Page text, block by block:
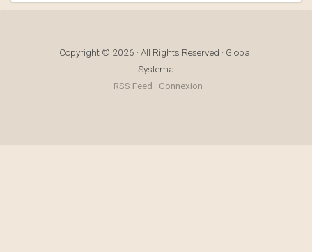
Copyright © 2026 · All Rights Reserved · Global
Systema
· RSS Feed · Connexion